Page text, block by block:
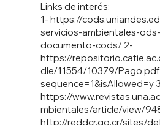
1-https://
servicios-ambientales-
documento-cods/ 2-
https://
dle/11554/10379/
sequence=1&isAllowed=y
https://
mbientales/article/view/
http://reddcr.go.cr/sites/
Links de interés: